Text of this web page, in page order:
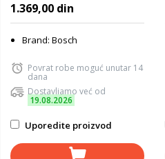
1.369,00 din
Brand: Bosch
Povrat robe moguć unutar 14
dana
Dostavljamo već od
19.08.2026
Uporedite proizvod